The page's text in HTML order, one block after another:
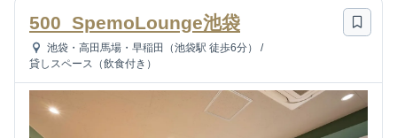
500_SpemoLounge池袋
池袋・高田馬場・早稲田（池袋駅 徒歩6分）
/
貸しスペース（飲食付き）